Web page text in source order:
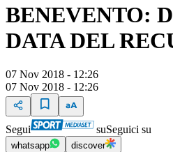
BENEVENTO:
DATA DEL
07 Nov 2018 - 12:26
07 Nov 2018 - 12:26
Segui suSeguici su
whatsapp discover